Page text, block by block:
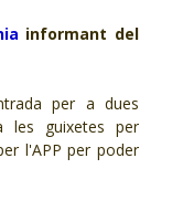
informant del
per a dues
les guixetes per
l'APP per poder